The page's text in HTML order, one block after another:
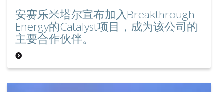
安赛乐米塔尔宣布加入Breakthrough
Energy的Catalyst项目，成为该公司的
主要合作伙伴。